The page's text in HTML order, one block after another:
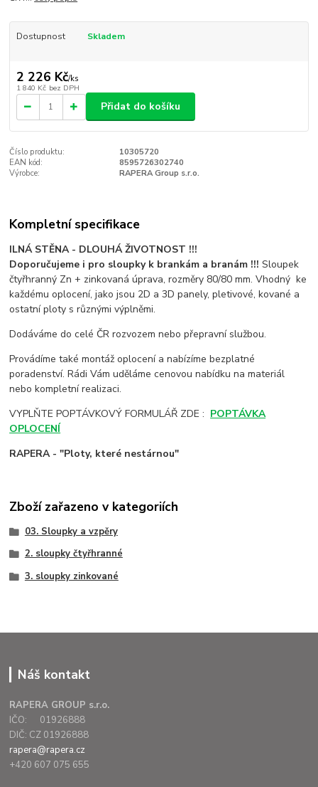
Dostupnost Skladem
2 226 Kč/ks
1 840 Kč bez DPH
Přidat do košíku
Číslo produktu:
10305720
EAN kód:
8595726302740
Výrobce:
RAPERA Group s.r.o.
Kompletní specifikace
ILNÁ STĚNA - DLOUHÁ ŽIVOTNOST !!!
Doporučujeme i pro sloupky k brankám a branám !!!Sloupek
čtyřhranný Zn + zinkovaná úprava, rozměry 80/80 mm. Vhodný ke
každému oplocení, jako jsou 2D a 3D panely, pletivové, kované a
ostatní ploty s různými výplněmi.
Dodáváme do celé ČR rozvozem nebo přepravní službou.
Provádíme také montáž oplocení a nabízíme bezplatné
poradenství. Rádi Vám uděláme cenovou nabídku na materiál
nebo kompletní realizaci.
VYPLŇTE POPTÁVKOVÝ FORMULÁŘ ZDE : POPTÁVKA
OPLOCENÍ
RAPERA - "Ploty, které nestárnou"
Zboží zařazeno v kategoriích
03. Sloupky a vzpěry
2. sloupky čtyřhranné
3. sloupky zinkované
Náš kontakt
RAPERA GROUP s.r.o.
IČO: 01926888
DIČ: CZ 01926888
rapera@rapera.cz
+420 607 075 655